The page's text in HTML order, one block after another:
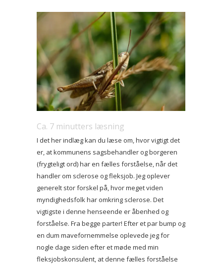
Ca. 7 minutters læsning
I det her indlæg kan du læse om, hvor vigtigt det
er, at kommunens sagsbehandler og borgeren
(frygteligt ord) har en fælles forståelse, når det
handler om sclerose og fleksjob. Jeg oplever
generelt stor forskel på, hvor meget viden
myndighedsfolk har omkring sclerose. Det
vigtigste i denne henseende er åbenhed og
forståelse. Fra begge parter! Efter et par bump og
en dum mavefornemmelse oplevede jeg for
nogle dage siden efter et møde med min
fleksjobskonsulent, at denne fælles forståelse